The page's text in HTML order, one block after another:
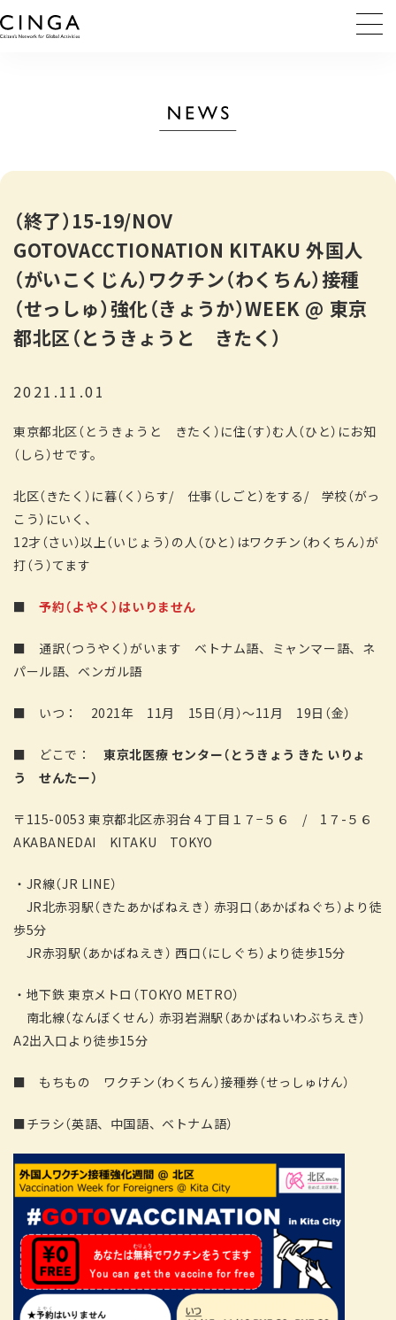
（終了）15-19/NOV
GOTOVACCTIONATION KITAKU 外国人
（がいこくじん）ワクチン（わくちん）接種
（せっしゅ）強化（きょうか）WEEK @ 東京
都北区（とうきょうと きたく）
2021.11.01
東京都北区（とうきょうと きたく）に住（す）む人（ひと）にお知
（しら）せです。
北区（きたく）に暮（く）らす/ 仕事（しごと）をする/ 学校（がっ
こう）にいく、
12才（さい）以上（いじょう）の人（ひと）はワクチン（わくちん）が
打（う）てます
■予約（よやく）はいりません
■ 通訳（つうやく）がいます ベトナム語、ミャンマー語、ネ
パール語、ベンガル語
■ いつ： 2021年 11月 15日（月）～11月 19日（金）
■ どこで：
東京北医療 センター（とうきょう きた いりょ
う せんたー）
〒115-0053 東京都北区赤羽台４丁目１７−５６ / 1７-５６
AKABANEDAI KITAKU TOKYO
・JR線（JR LINE）
JR北赤羽駅（きたあかばねえき） 赤羽口（あかばねぐち）より徒
歩5分
JR赤羽駅（あかばねえき） 西口（にしぐち）より徒歩15分
・地下鉄 東京メトロ（TOKYO METRO）
南北線（なんぼくせん） 赤羽岩淵駅（あかばねいわぶちえき）
A2出入口より徒歩15分
■ もちもの ワクチン（わくちん）接種券（せっしゅけん）
■チラシ（英語、中国語、ベトナム語）